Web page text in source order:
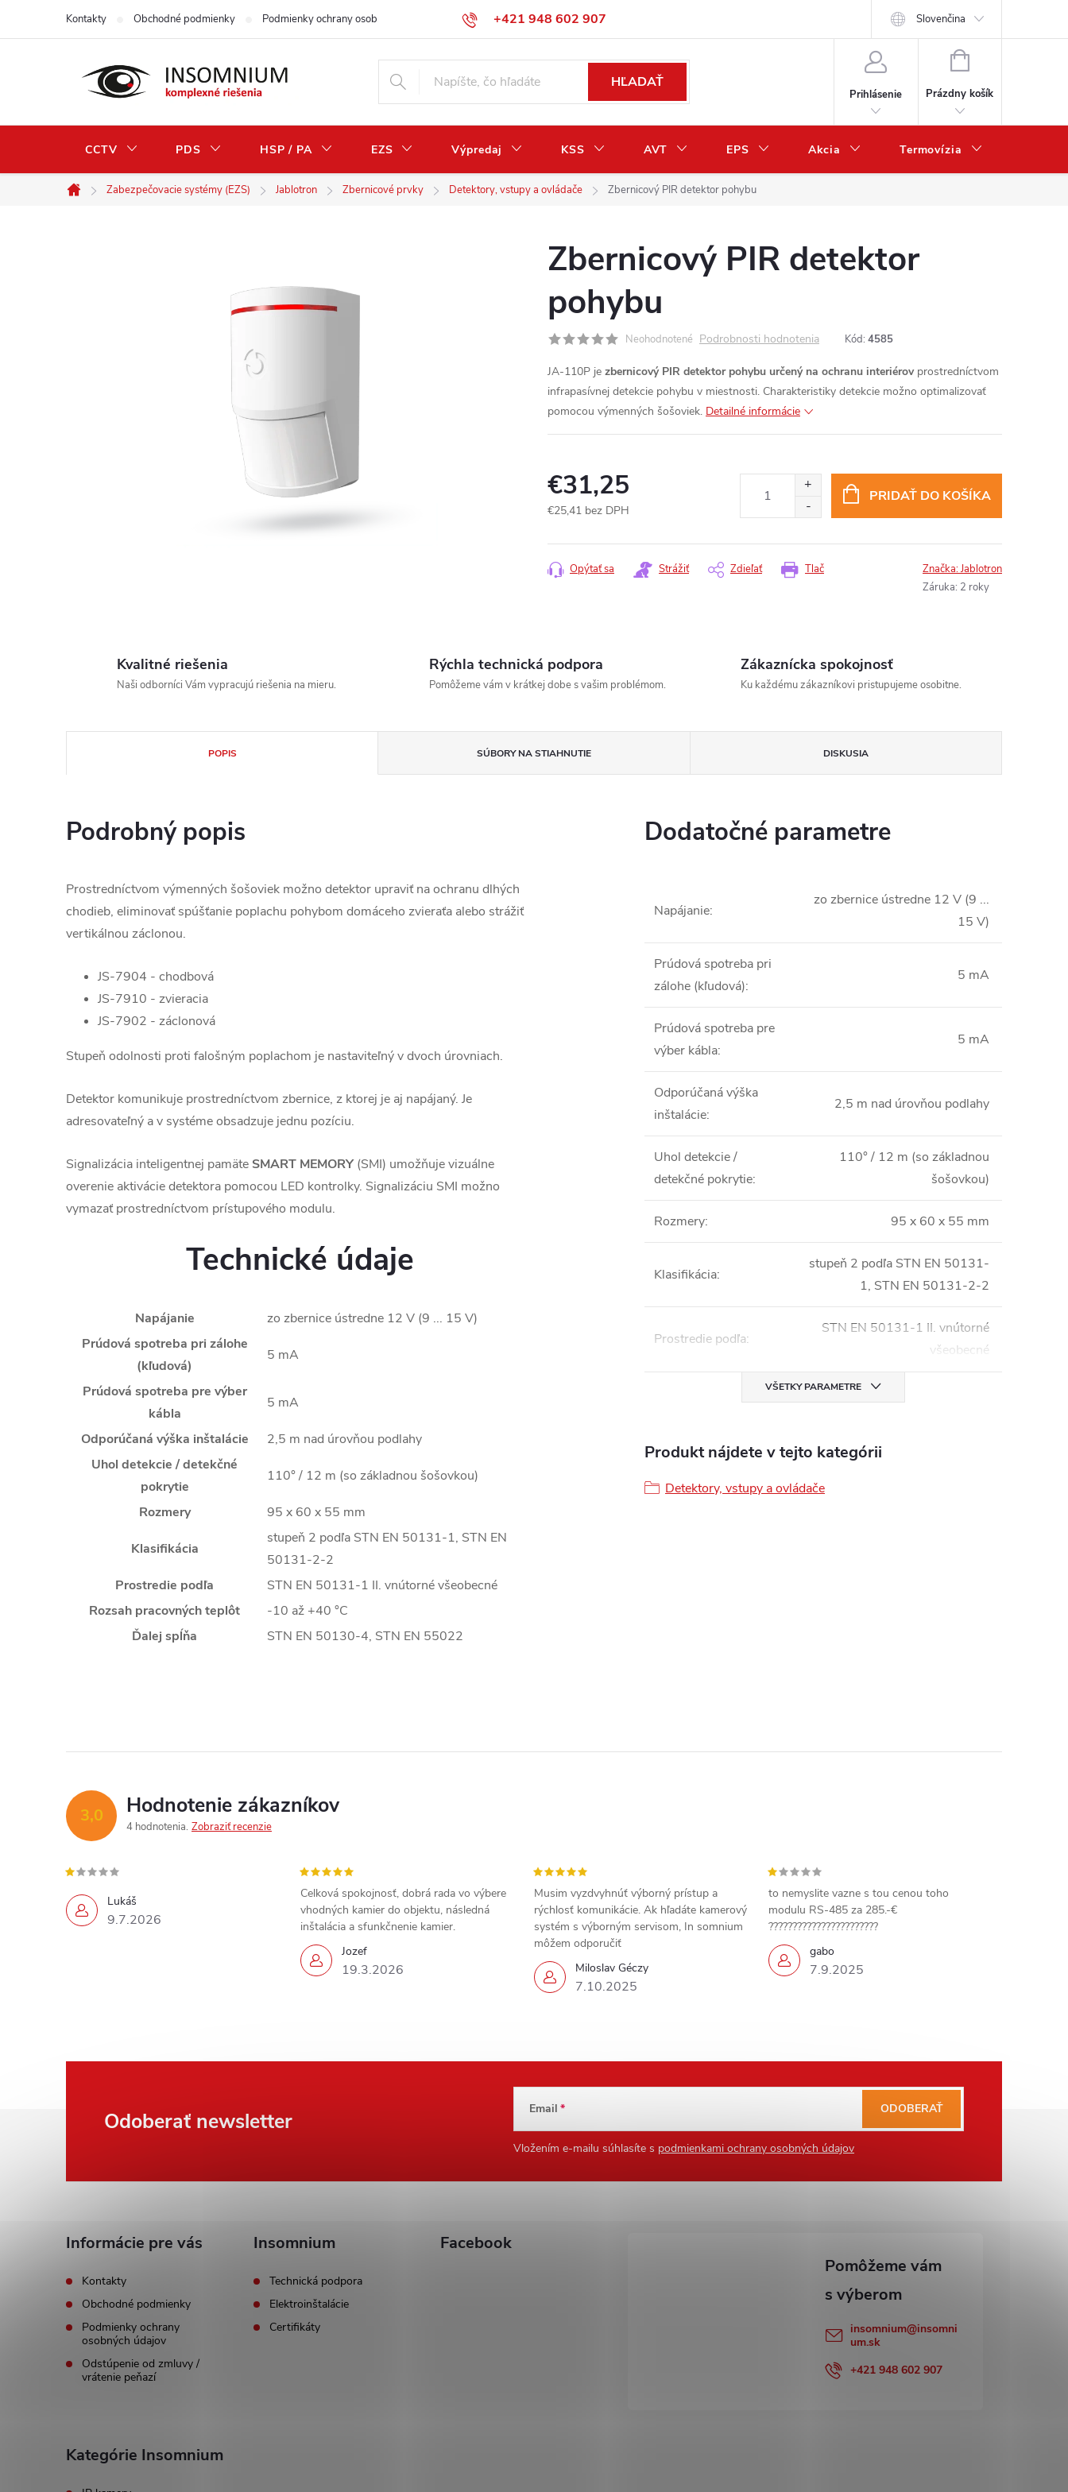
+421 948 602 907
Kontakty Obchodné podmienky Podmienky ochrany osobných údajov Odstúpenie od zmluvy / vrátenie peňazí Slovenčina
HĽADAŤ
Prihlásenie
NÁKUPNÝ
Prázdny košík
CCTV PDS HSP / PA EZS Výpredaj KSS AVT EPS Akcia Termovízia
Domov
Zabezpečovacie systémy (EZS) Jablotron Zbernicové prvky Detektory, vstupy a ovládače Zbernicový PIR detektor pohybu
Zbernicový PIR detektor
pohybu
Neohodnotené Podrobnosti hodnotenia Kód: 4585
JA-110P je zbernicový PIR detektor pohybu určený na ochranu interiérov prostredníctvom
infrapasívnej detekcie pohybu v miestnosti. Charakteristiky detekcie možno optimalizovať
pomocou výmenných šošoviek. Detailné informácie
€31,25
€25,41 bez DPH
cena:
PRIDAŤ DO KOŠÍKA
Tlač
Opýtať sa Strážiť Zdieľať Značka:Jablotron
Záruka: 2 roky
Kvalitné riešenia
Naši odborníci Vám vypracujú riešenia na mieru.
Rýchla technická podpora
Pomôžeme vám v krátkej dobe s vašim problémom.
Zákaznícka spokojnosť
Ku každému zákazníkovi pristupujeme osobitne.
POPIS SÚBORY NA STIAHNUTIE DISKUSIA
Podrobný popis
Prostredníctvom výmenných šošoviek možno detektor upraviť na ochranu dlhých
chodieb, eliminovať spúšťanie poplachu pohybom domáceho zvieraťa alebo strážiť
vertikálnou záclonou.
JS-7904 - chodbová
JS-7910 - zvieracia
JS-7902 - záclonová
Stupeň odolnosti proti falošným poplachom je nastaviteľný v dvoch úrovniach.
Detektor komunikuje prostredníctvom zbernice, z ktorej je aj napájaný. Je
adresovateľný a v systéme obsadzuje jednu pozíciu.
Signalizácia inteligentnej pamäte SMART MEMORY (SMI) umožňuje vizuálne
overenie aktivácie detektora pomocou LED kontrolky. Signalizáciu SMI možno
vymazať prostredníctvom prístupového modulu.
Technické údaje
Napájanie
zo zbernice ústredne 12 V (9 ... 15 V)
Prúdová spotreba pri zálohe
(kľudová)
5 mA
Prúdová spotreba pre výber
kábla
5 mA
Odporúčaná výška inštalácie
2,5 m nad úrovňou podlahy
Uhol detekcie / detekčné
pokrytie
110° / 12 m (so základnou šošovkou)
Rozmery 95 x 60 x 55 mm
Klasifikácia
stupeň 2 podľa STN EN 50131-1, STN EN
50131-2-2
Prostredie podľa
STN EN 50131-1 II. vnútorné všeobecné
Rozsah pracovných teplôt
-10 až +40 °C
Ďalej spĺňa
STN EN 50130-4, STN EN 55022
Dodatočné parametre
Napájanie:
zo zbernice ústredne 12 V (9 ...
15 V)
Prúdová spotreba pri
zálohe (kľudová):
5 mA
Prúdová spotreba pre
výber kábla:
5 mA
Odporúčaná výška
inštalácie:
2,5 m nad úrovňou podlahy
Uhol detekcie /
detekčné pokrytie:
110° / 12 m (so základnou
šošovkou)
Rozmery: 95 x 60 x 55 mm
Klasifikácia:
stupeň 2 podľa STN EN 50131-
1, STN EN 50131-2-2
Prostredie podľa:
STN EN 50131-1 II. vnútorné
všeobecné
VŠETKY PARAMETRE
Produkt nájdete v tejto kategórii
Detektory, vstupy a ovládače
3,0 Hodnotenie zákazníkov
4 hodnotenia Zobraziť recenzie
Lukáš
9.7.2026
Jozef
19.3.2026
Celková spokojnosť, dobrá rada vo výbere
vhodných kamier do objektu, následná
inštalácia a sfunkčnenie kamier.
Miloslav Géczy
7.10.2025
Musim vyzdvyhnúť výborný prístup a
rýchlosť komunikácie. Ak hľadáte kamerový
systém s výborným servisom, In somnium
môžem odporučiť
gabo
7.9.2025
to nemyslite vazne s tou cenou toho
modulu RS-485 za 285.-€
???????????????????????
Odoberať newsletter Email
Vložením e-mailu súhlasíte s podmienkami ochrany osobných údajov
ODOBERAŤ
Informácie pre vás
Kontakty
Obchodné podmienky
Podmienky ochrany
osobných údajov
Odstúpenie od zmluvy /
vrátenie peňazí
Insomnium
Technická podpora
Elektroinštalácie
Certifikáty
Facebook
insomnium@insomni
um.sk
+421 948 602 907
Kategórie Insomnium